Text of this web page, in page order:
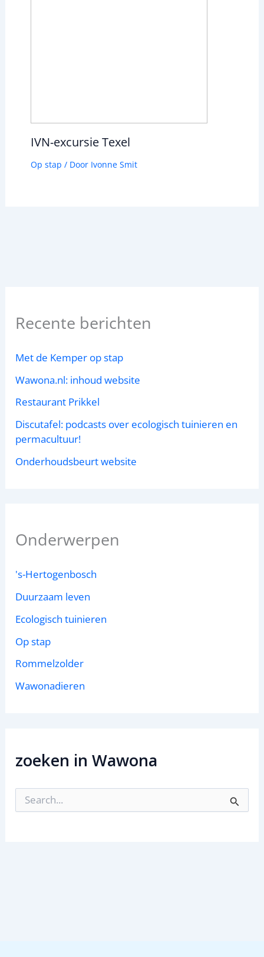
IVN-excursie Texel
Op stap / Door Ivonne Smit
Recente berichten
Met de Kemper op stap
Wawona.nl: inhoud website
Restaurant Prikkel
Discutafel: podcasts over ecologisch tuinieren en
permacultuur!
Onderhoudsbeurt website
Onderwerpen
's-Hertogenbosch
Duurzaam leven
Ecologisch tuinieren
Op stap
Rommelzolder
Wawonadieren
zoeken in Wawona